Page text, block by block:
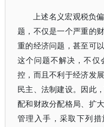
上述名义宏观税负
题，不仅是一个严重的
重的经济问题，甚至可
这个问题不解决，不仅
控，而且不利于经济发
民主、法制建设。因此
配和财政分配格局、扩
管理入手，采取下列措